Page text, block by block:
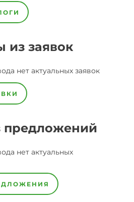
из заявок
нет актуальных заявок
предложений
нет актуальных